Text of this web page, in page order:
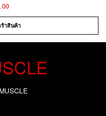
ร้าสินค้า